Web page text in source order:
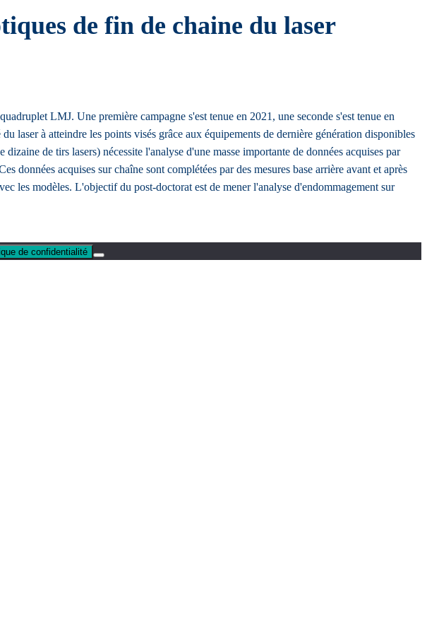
de fin de chaine du laser
LMJ. Une première campagne s'est tenue en 2021, une seconde s'est tenue en
laser à atteindre les points visés grâce aux équipements de dernière génération disponibles
de tirs lasers) nécessite l'analyse d'une masse importante de données acquises par
données acquises sur chaîne sont complétées par des mesures base arrière avant et après
les modèles. L'objectif du post-doctorat est de mener l'analyse d'endommagement sur
de confidentialité